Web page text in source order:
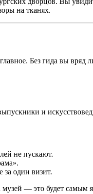
на тканях.
Без гида вы вряд
и
не пускают.
один визит.
— это будет самым